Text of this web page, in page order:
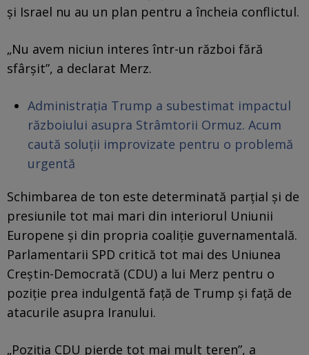
și Israel nu au un plan pentru a încheia conflictul.
„Nu avem niciun interes într-un război fără
sfârșit”, a declarat Merz.
Administrația Trump a subestimat impactul
războiului asupra Strâmtorii Ormuz. Acum
caută soluții improvizate pentru o problemă
urgentă
Schimbarea de ton este determinată parțial și de
presiunile tot mai mari din interiorul Uniunii
Europene și din propria coaliție guvernamentală.
Parlamentarii SPD critică tot mai des Uniunea
Creștin-Democrată (CDU) a lui Merz pentru o
poziție prea indulgentă față de Trump și față de
atacurile asupra Iranului.
„Poziția CDU pierde tot mai mult teren”, a